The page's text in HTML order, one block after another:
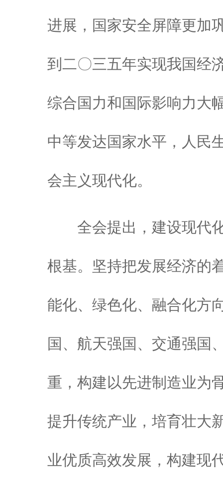
进展，国家安全屏障更加
到二〇三五年实现我国经
综合国力和国际影响力大
中等发达国家水平，人民
会主义现代化。
全会提出，建设现代化
根基。坚持把发展经济的
能化、绿色化、融合化方
国、航天强国、交通强国
重，构建以先进制造业为
提升传统产业，培育壮大
业优质高效发展，构建现